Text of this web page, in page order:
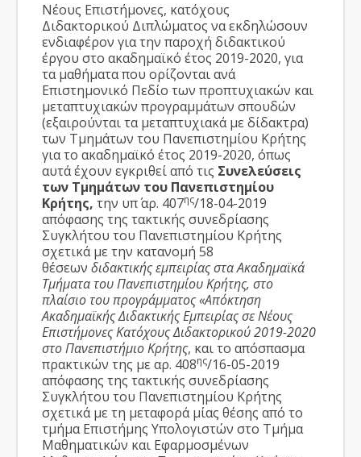
Νέους Επιστήμονες, κατόχους
Διδακτορικού Διπλώματος να εκδηλώσουν
ενδιαφέρον για την παροχή διδακτικού
έργου στο ακαδημαϊκό έτος 2019-2020, για
τα μαθήματα που ορίζονται ανά
Επιστημονικό Πεδίο των προπτυχιακών και
μεταπτυχιακών προγραμμάτων σπουδών
(εξαιρούνται τα μεταπτυχιακά με δίδακτρα)
των Τμημάτων του Πανεπιστημίου Κρήτης
για το ακαδημαϊκό έτος 2019-2020, όπως
αυτά έχουν εγκριθεί από τις Συνελεύσεις
των Τμημάτων του Πανεπιστημίου
Κρήτης,την υπ΄ αρ. 407ης/18-04-2019
απόφασης της τακτικής συνεδρίασης
Συγκλήτου του Πανεπιστημίου Κρήτης
σχετικά με την κατανομή 58
θέσεωνδιδακτικής εμπειρίας στα Ακαδημαϊκά
Τμήματα του Πανεπιστημίου Κρήτης, στο
πλαίσιο του προγράμματος «Απόκτηση
Ακαδημαϊκής Διδακτικής Εμπειρίας σε Νέους
Επιστήμονες Κατόχους Διδακτορικού 2019-2020
στο Πανεπιστήμιο Κρήτης, και το απόσπασμα
πρακτικών της με αρ. 408ης/16-05-2019
απόφασης της τακτικής συνεδρίασης
Συγκλήτου του Πανεπιστημίου Κρήτης
σχετικά με τη μεταφορά μίας θέσης από το
τμήμα Επιστήμης Υπολογιστών στο Τμήμα
Μαθηματικών και Εφαρμοσμένων